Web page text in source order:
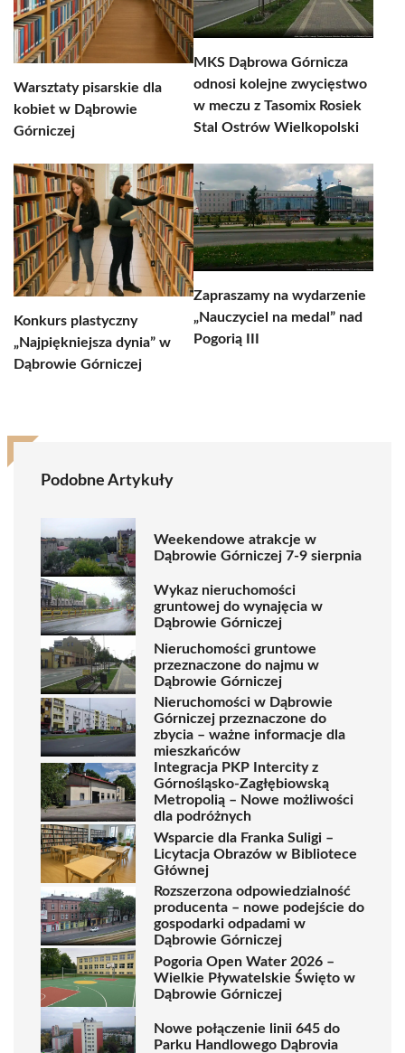
Warsztaty pisarskie dla
kobiet w Dąbrowie
Górniczej
MKS Dąbrowa Górnicza
odnosi kolejne zwycięstwo
w meczu z Tasomix Rosiek
Stal Ostrów Wielkopolski
Konkurs plastyczny
„Najpiękniejsza dynia” w
Dąbrowie Górniczej
Zapraszamy na wydarzenie
„Nauczyciel na medal” nad
Pogorią III
Podobne Artykuły
Weekendowe atrakcje w
Dąbrowie Górniczej 7-9 sierpnia
Wykaz nieruchomości
gruntowej do wynajęcia w
Dąbrowie Górniczej
Nieruchomości gruntowe
przeznaczone do najmu w
Dąbrowie Górniczej
Nieruchomości w Dąbrowie
Górniczej przeznaczone do
zbycia – ważne informacje dla
mieszkańców
Integracja PKP Intercity z
Górnośląsko-Zagłębiowską
Metropolią – Nowe możliwości
dla podróżnych
Wsparcie dla Franka Suligi –
Licytacja Obrazów w Bibliotece
Głównej
Rozszerzona odpowiedzialność
producenta – nowe podejście do
gospodarki odpadami w
Dąbrowie Górniczej
Pogoria Open Water 2026 –
Wielkie Pływatelskie Święto w
Dąbrowie Górniczej
Nowe połączenie linii 645 do
Parku Handlowego Dąbrovia